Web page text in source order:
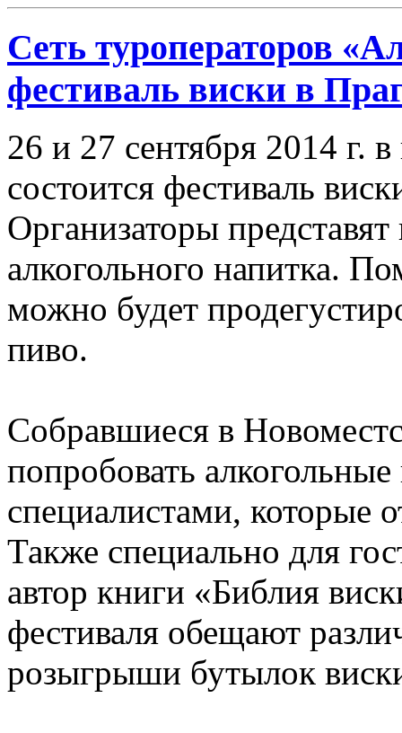
Сеть туроператоров
фестиваль виски в
26 и 27 сентября 2014 г.
состоится фестиваль
Организаторы
алкогольного напитка.
можно будет
пиво.
Собравшиеся в
попробовать
специалистами, которые
Также специально для
автор книги «Библия
фестиваля обещают
розыгрыши бутылок